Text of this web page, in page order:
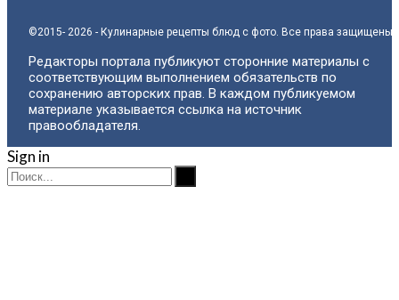
©2015- 2026 - Кулинарные рецепты блюд с фото. Все права защищены.
Редакторы портала публикуют сторонние материалы с
соответствующим выполнением обязательств по
сохранению авторских прав. В каждом публикуемом
материале указывается ссылка на источник
правообладателя.
Sign in